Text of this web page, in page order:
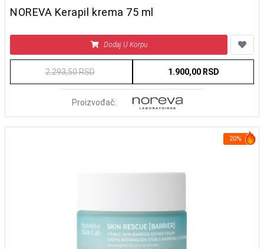
NOREVA Kerapil krema 75 ml
Dodaj U Korpu
2.293,50 RSD 1.900,00 RSD
Proizvođač:
20%